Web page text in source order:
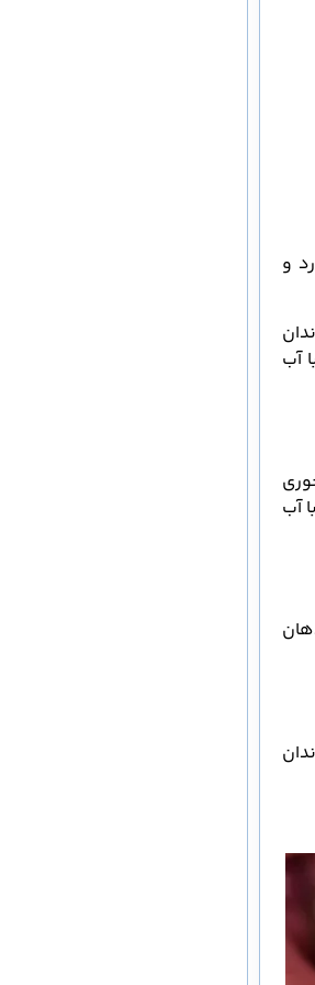
و
با آب
را با ۲ قاشق غذاخوری
آب
به مدت ۳۰ ثانیه در دهان